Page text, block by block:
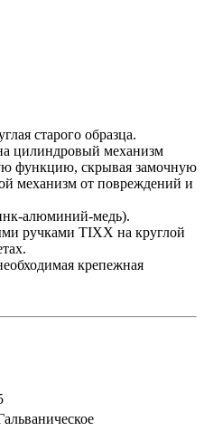
старого образца.
цилиндровый механизм
функцию, скрывая замочную
механизм от повреждений и
алюминий-медь).
ручками TIXX на круглой
крепежная